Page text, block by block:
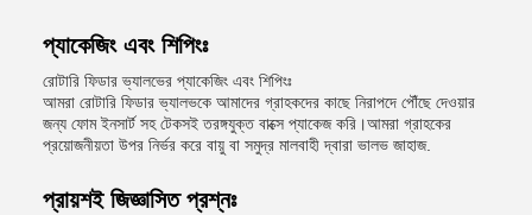
প্যাকেজিং এবং শিপিংঃ
রোটারি ফিডার ভ্যালভের প্যাকেজিং এবং শিপিংঃ
আমরা রোটারি ফিডার ভ্যালভকে আমাদের গ্রাহকদের কাছে নিরাপদে পৌঁছে দেওয়ার
জন্য ফোম ইনসার্ট সহ টেকসই তরঙ্গযুক্ত বাক্সে প্যাকেজ করি।আমরা গ্রাহকের
প্রয়োজনীয়তা উপর নির্ভর করে বায়ু বা সমুদ্র মালবাহী দ্বারা ভালভ জাহাজ.
প্রায়শই জিজ্ঞাসিত প্রশ্নঃ